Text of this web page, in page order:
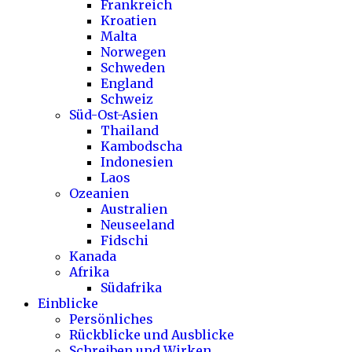
Frankreich
Kroatien
Malta
Norwegen
Schweden
England
Schweiz
Süd-Ost-Asien
Thailand
Kambodscha
Indonesien
Laos
Ozeanien
Australien
Neuseeland
Fidschi
Kanada
Afrika
Südafrika
Einblicke
Persönliches
Rückblicke und Ausblicke